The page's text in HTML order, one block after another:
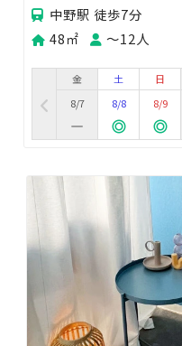
中野駅 徒歩7分
48㎡
〜12人
金
8/7
土
8/8
日
8/9